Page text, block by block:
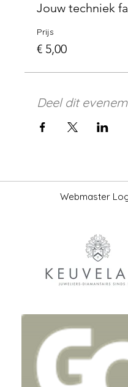
Jouw techniek
Prijs
€ 5,00
Deel dit
Webmaster